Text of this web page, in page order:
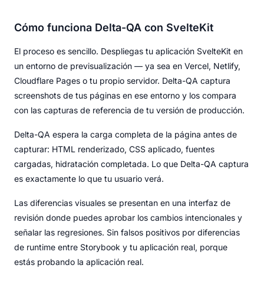
Cómo funciona Delta-QA con SvelteKit
El proceso es sencillo. Despliegas tu aplicación SvelteKit en
un entorno de previsualización — ya sea en Vercel, Netlify,
Cloudflare Pages o tu propio servidor. Delta-QA captura
screenshots de tus páginas en ese entorno y los compara
con las capturas de referencia de tu versión de producción.
Delta-QA espera la carga completa de la página antes de
capturar: HTML renderizado, CSS aplicado, fuentes
cargadas, hidratación completada. Lo que Delta-QA captura
es exactamente lo que tu usuario verá.
Las diferencias visuales se presentan en una interfaz de
revisión donde puedes aprobar los cambios intencionales y
señalar las regresiones. Sin falsos positivos por diferencias
de runtime entre Storybook y tu aplicación real, porque
estás probando la aplicación real.